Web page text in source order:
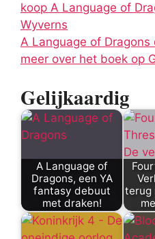
koop A Language of
Wyverns
A Language of Dragons
meer over het boek op
Gelijkaardig
A Language of
Dragons, een YA
fantasy debuut
met draken!
terug